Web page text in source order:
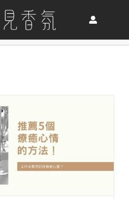
最新消息
香氛產品